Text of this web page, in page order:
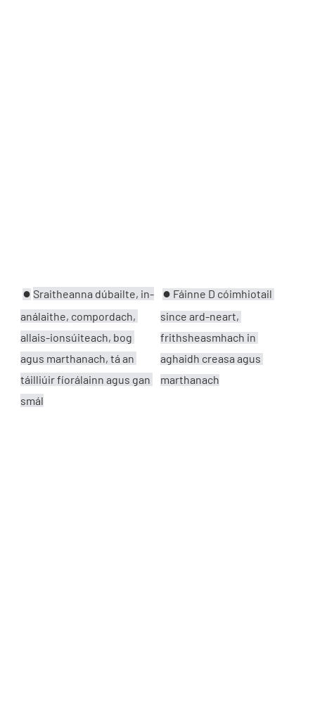
● Sraitheanna dúbailte, in-
análaithe, compordach,
allais-ionsúiteach, bog
agus marthanach, tá an
táilliúir fíorálainn agus gan
smál
● Fáinne D cóimhiotail
frithsheasmhach in
aghaidh creasa agus
marthanach